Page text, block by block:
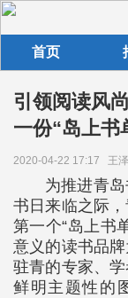
首页
引领阅读风
一份“岛上书
2020-04-22 17:17 王
为推进青
书日来临之际
第一个“岛上书
意义的读书品
驻青的专家、
鲜明主题性的